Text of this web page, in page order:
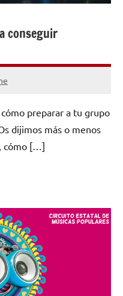
conseguir
preparar a tu grupo
dijimos más o menos
cómo […]